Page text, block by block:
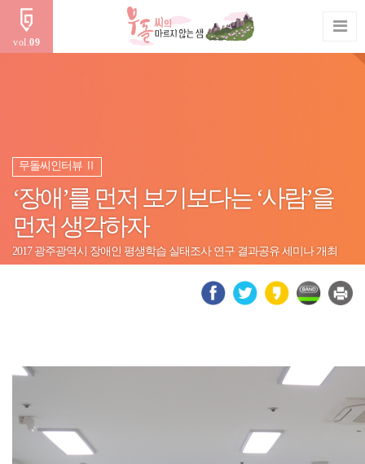
vol.09
무돌씨인터뷰 Ⅱ
‘장애’를 먼저 보기보다는 ‘사람’을
먼저 생각하자
2017 광주광역시 장애인 평생학습 실태조사 연구 결과공유 세미나 개최